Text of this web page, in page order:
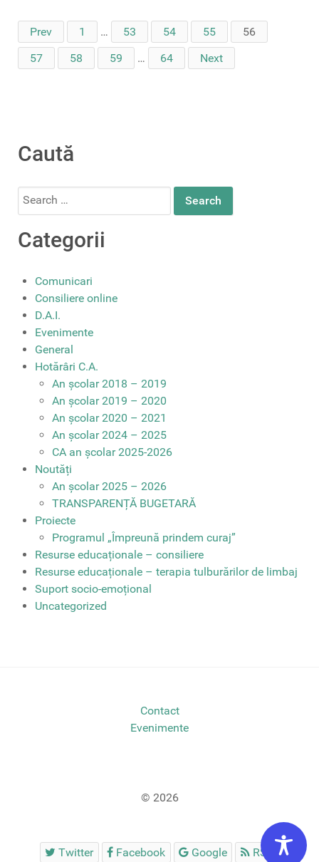
Prev 1 … 53 54 55
56
57
58 59 … 64 Next
Caută
Search
for:
Categorii
Comunicari
Consiliere online
D.A.I.
Evenimente
General
Hotărâri C.A.
An școlar 2018 – 2019
An școlar 2019 – 2020
An școlar 2020 – 2021
An școlar 2024 – 2025
CA an școlar 2025-2026
Noutăți
An școlar 2025 – 2026
TRANSPARENȚĂ BUGETARĂ
Proiecte
Programul „Împreună prindem curaj”
Resurse educaționale – consiliere
Resurse educaționale – terapia tulburărilor de limbaj
Suport socio-emoțional
Uncategorized
Contact
Evenimente
© 2026
Twitter Facebook Google RSS